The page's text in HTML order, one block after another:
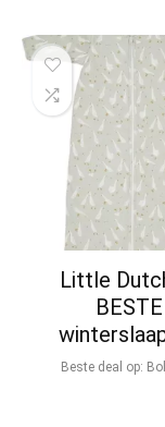
Little
BESTE
Beste deal op: